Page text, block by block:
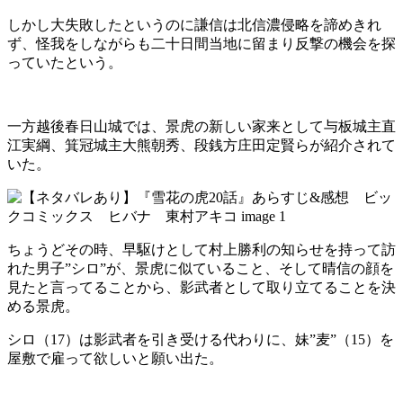
しかし大失敗したというのに謙信は北信濃侵略を諦めきれ
ず、怪我をしながらも二十日間当地に留まり反撃の機会を探
っていたという。
一方越後春日山城では、景虎の新しい家来として与板城主直
江実綱、箕冠城主大熊朝秀、段銭方庄田定賢らが紹介されて
いた。
ちょうどその時、早駆けとして村上勝利の知らせを持って訪
れた男子”シロ”が、景虎に似ていること、そして晴信の顔を
見たと言ってることから、影武者として取り立てることを決
める景虎。
シロ（17）は影武者を引き受ける代わりに、妹”麦”（15）を
屋敷で雇って欲しいと願い出た。